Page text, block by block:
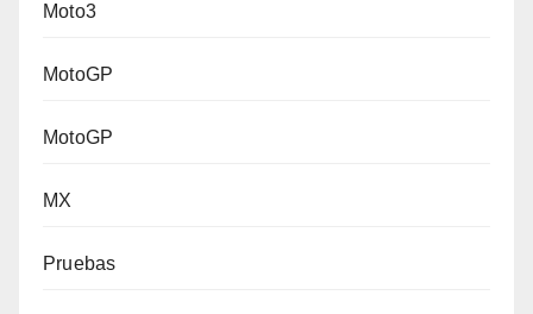
Moto3
MotoGP
MotoGP
MX
Pruebas